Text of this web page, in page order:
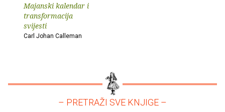
Majanski kalendar i
transformacija
svijesti
Carl Johan Calleman
– PRETRAŽI SVE KNJIGE –